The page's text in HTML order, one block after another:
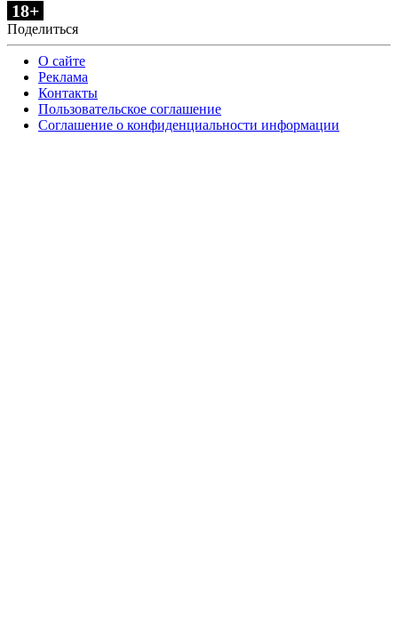
18+
Поделиться
О сайте
Реклама
Контакты
Пользовательское соглашение
Соглашение о конфиденциальности информации